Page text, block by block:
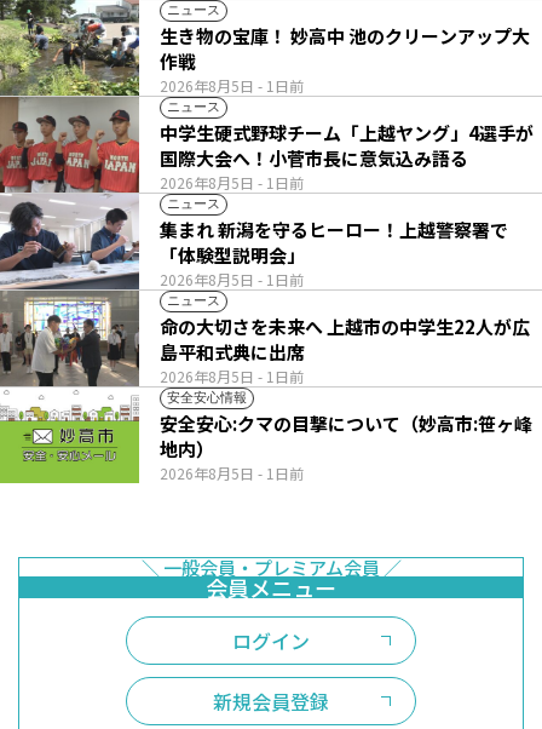
ニュース
2026年8月5日 - 1日前
生き物の宝庫！ 妙高中 池のクリーンアップ大
作戦
ニュース
2026年8月5日 - 1日前
中学生硬式野球チーム「上越ヤング」4選手が
国際大会へ！小菅市長に意気込み語る
ニュース
2026年8月5日 - 1日前
集まれ 新潟を守るヒーロー！上越警察署で
「体験型説明会」
ニュース
2026年8月5日 - 1日前
命の大切さを未来へ 上越市の中学生22人が広
島平和式典に出席
安全安心情報
2026年8月5日 - 1日前
安全安心:クマの目撃について（妙高市:笹ヶ峰
地内）
ログイン
新規会員登録